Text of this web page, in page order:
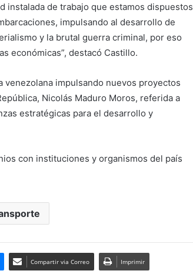
instalada de trabajo que estamos dispuestos
impulsando al desarrollo de
y la brutal guerra criminal, por eso
económicas”, destacó Castillo.
impulsando nuevos proyectos
Nicolás Maduro Moros, referida a
estratégicas para el desarrollo y
con instituciones y organismos del país
Compartir via Correo Imprimir